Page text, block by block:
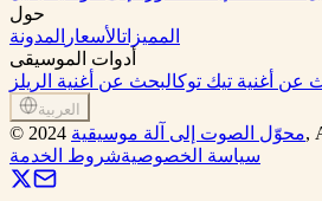
حول
المميزاتالأسعار المدونة
أدوات الموسيقى
عن أغنية تيك توكالبحث عن أغنية الريلز
العربية
© 2024 محوّل الصوت إلى آلة موسيقية,
سياسة الخصوصيةشروط الخدمة